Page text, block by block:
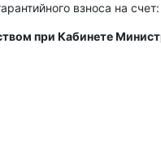
взноса на счет:
при Кабинете